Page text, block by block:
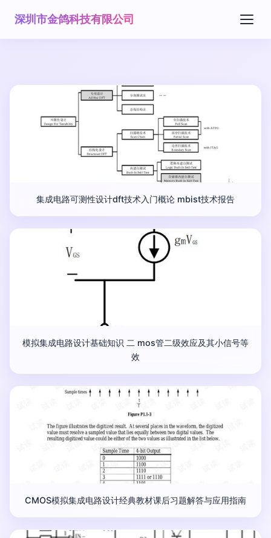
深圳市金鸽科技有限公司
集成电路可测性设计dft技术入门概论 mbist技术报告
模拟集成电路设计基础知识 二 mos管二级效应及其小信号等
效
CMOS模拟集成电路设计经典教材课后习题解答与应用指南